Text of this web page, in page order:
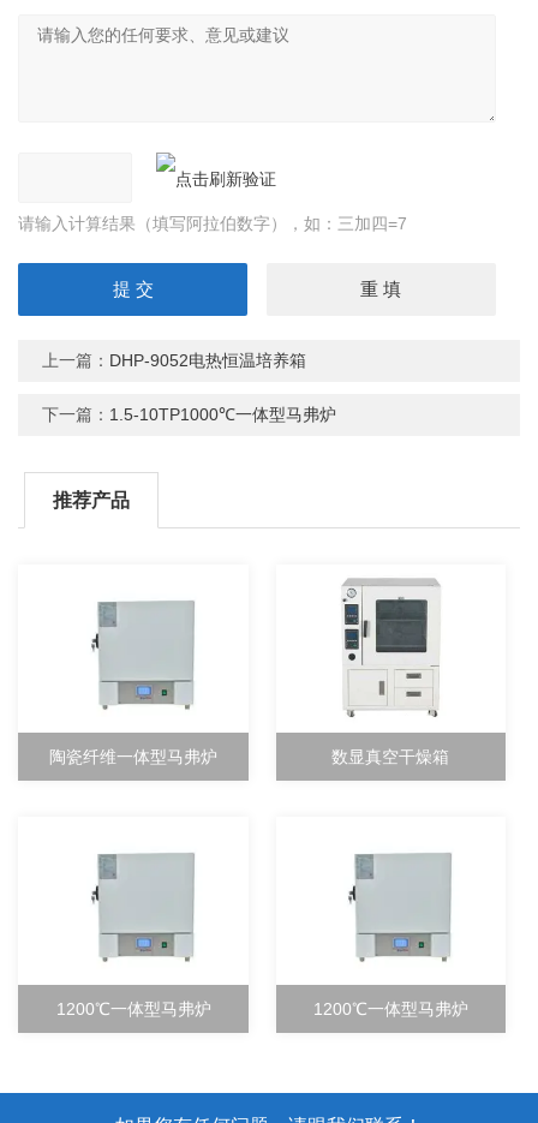
请输入计算结果（填写阿拉伯数字），如：三加四=7
上一篇： DHP-9052电热恒温培养箱
下一篇： 1.5-10TP1000℃一体型马弗炉
推荐产品
陶瓷纤维一体型马弗炉 数显真空干燥箱
1200℃一体型马弗炉 1200℃一体型马弗炉